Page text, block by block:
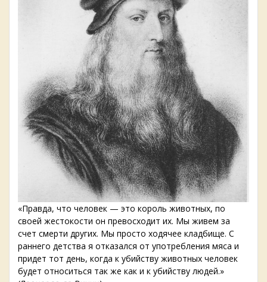
«Правда, что человек — это король животных, по
своей жестокости он превосходит их. Мы живем за
счет смерти других. Мы просто ходячее кладбище. С
раннего детства я отказался от употребления мяса и
придет тот день, когда к убийству животных человек
будет относиться так же как и к убийству людей.»